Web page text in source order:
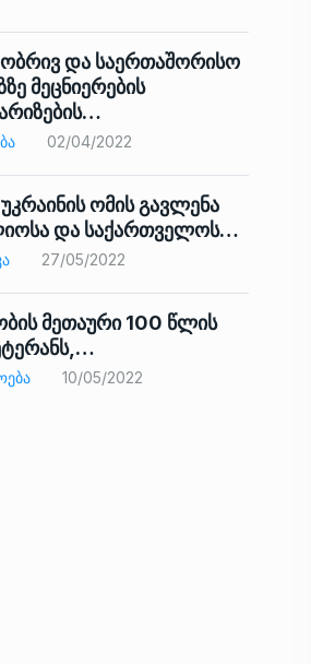
და საერთაშორისო
მეცნიერების
02/04/2022
ომის გავლენა
და საქართველოს…
27/05/2022
მეთაური 100 წლის
10/05/2022